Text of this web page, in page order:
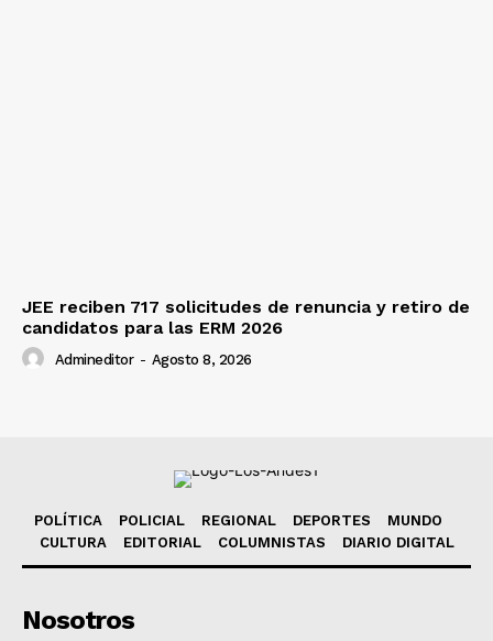
JEE reciben 717 solicitudes de renuncia y retiro de
candidatos para las ERM 2026
Admineditor - Agosto 8, 2026
POLÍTICA POLICIAL REGIONAL DEPORTES
MUNDO
CULTURA
EDITORIAL COLUMNISTAS DIARIO DIGITAL
Nosotros